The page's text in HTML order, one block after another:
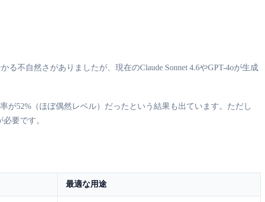
不自然さがありましたが、現在のClaude Sonnet 4.6やGPT-4oが生成
52%（ほぼ偶然レベル）だったという結果も出ています。ただし
要です。
最適な用途